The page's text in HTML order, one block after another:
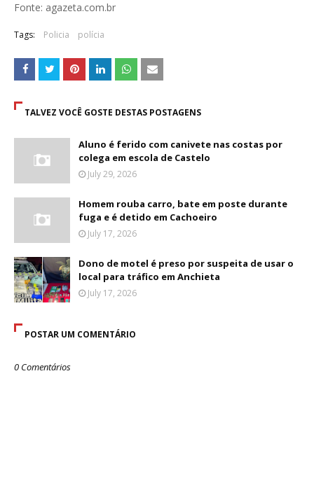
Fonte: agazeta.com.br
Tags: Policia polícia
TALVEZ VOCÊ GOSTE DESTAS POSTAGENS
Aluno é ferido com canivete nas costas por
colega em escola de Castelo
July 29, 2026
Homem rouba carro, bate em poste durante
fuga e é detido em Cachoeiro
July 17, 2026
Dono de motel é preso por suspeita de usar o
local para tráfico em Anchieta
July 17, 2026
POSTAR UM COMENTÁRIO
0 Comentários